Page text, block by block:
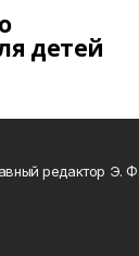
детей
редактор Э.